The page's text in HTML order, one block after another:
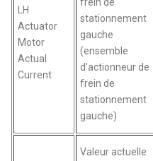
LH
Actuator
Motor
Actual
Current
stationnement
gauche
(ensemble
d'actionneur de
frein de
stationnement
gauche)
Valeur actuelle